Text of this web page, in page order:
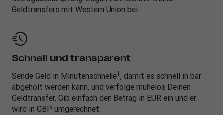
Geldtransfers mit Western Union bei.
Schnell und transparent
Sende Geld in Minutenschnelle1 , damit es schnell in bar
abgeholt werden kann, und verfolge mühelos Deinen
Geldtransfer. Gib einfach den Betrag in EUR ein und er
wird in GBP umgerechnet.